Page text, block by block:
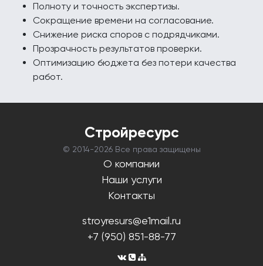
Полноту и точность экспертизы.
Сокращение времени на согласование.
Снижение риска споров с подрядчиками.
Прозрачность результатов проверки.
Оптимизацию бюджета без потери качества
работ.
Стройресурс
© 2014-2026 Все права защищены
О компании
Наши услуги
Контакты
stroyresurs@e1mail.ru
+7 (950) 851-88-77